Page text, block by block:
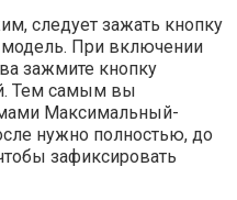
следует зажать кнопку
модель. При включении
зажмите кнопку
Тем самым вы
Максимальный-
нужно полностью, до
зафиксировать